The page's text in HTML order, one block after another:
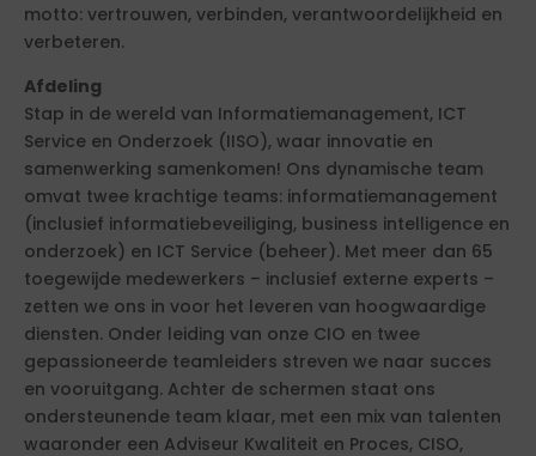
motto: vertrouwen, verbinden, verantwoordelijkheid en
verbeteren.
Afdeling
Stap in de wereld van Informatiemanagement, ICT
Service en Onderzoek (IISO), waar innovatie en
samenwerking samenkomen! Ons dynamische team
omvat twee krachtige teams: informatiemanagement
(inclusief informatiebeveiliging, business intelligence en
onderzoek) en ICT Service (beheer). Met meer dan 65
toegewijde medewerkers – inclusief externe experts –
zetten we ons in voor het leveren van hoogwaardige
diensten. Onder leiding van onze CIO en twee
gepassioneerde teamleiders streven we naar succes
en vooruitgang. Achter de schermen staat ons
ondersteunende team klaar, met een mix van talenten
waaronder een Adviseur Kwaliteit en Proces, CISO,